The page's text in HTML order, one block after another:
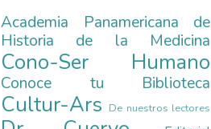
Academia Panamericana de
Historia de la Medicina
Cono-Ser Humano
Conoce tu Biblioteca
Cultur-Ars De nuestros lectores